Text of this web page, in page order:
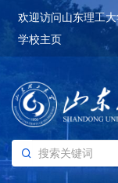
欢迎访问山东理工
学校主页